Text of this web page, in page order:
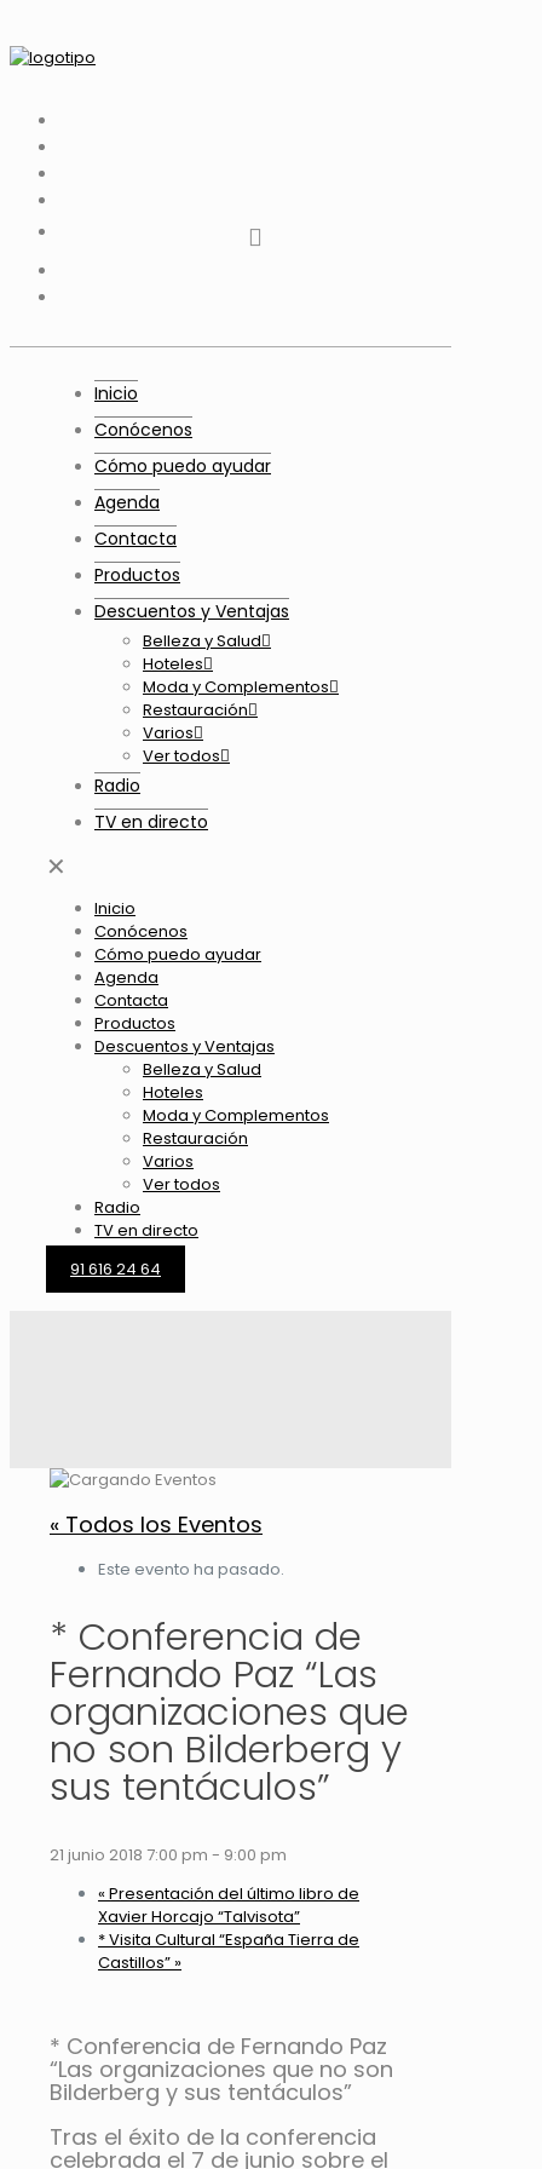
Youtube
Inicio
Conócenos
Cómo puedo ayudar
Agenda
Contacta
Productos
Descuentos y Ventajas
Belleza y Salud
Hoteles
Moda y Complementos
Restauración
Varios
Ver todos
Radio
TV en directo
✕
Inicio
Conócenos
Cómo puedo ayudar
Agenda
Contacta
Productos
Descuentos y Ventajas
Belleza y Salud
Hoteles
Moda y Complementos
Restauración
Varios
Ver todos
Radio
TV en directo
91 616 24 64
« Todos los Eventos
Este evento ha pasado.
* Conferencia de
Fernando Paz “Las
organizaciones que
no son Bilderberg y
sus tentáculos”
21 junio 2018 7:00 pm - 9:00 pm
« Presentación del último libro de
Xavier Horcajo “Talvisota”
* Visita Cultural “España Tierra de
Castillos” »
* Conferencia de Fernando Paz
“Las organizaciones que no son
Bilderberg y sus tentáculos”
Tras el éxito de la conferencia
celebrada el 7 de junio sobre el